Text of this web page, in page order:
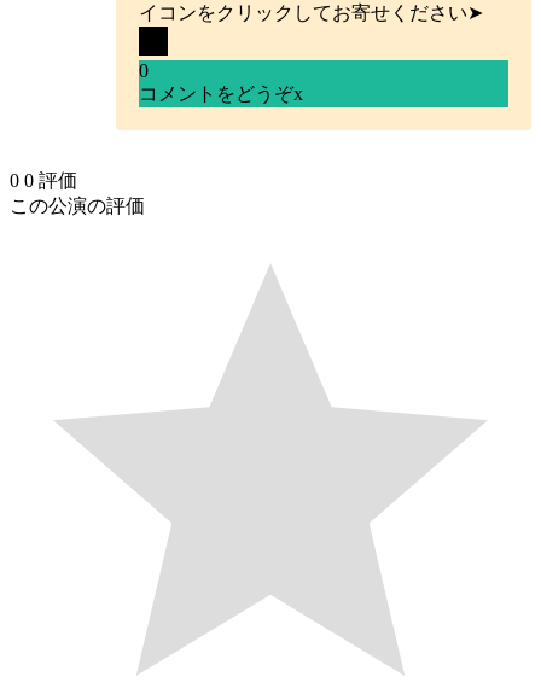
イコンをクリックしてお寄せください➤
0
コメントをどうぞx
0 0 評価
この公演の評価